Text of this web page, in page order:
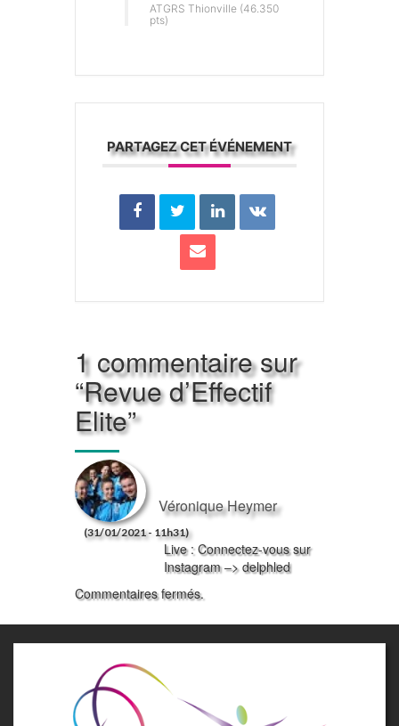
ATGRS Thionville (46.350
pts)
PARTAGEZ CET ÉVÉNEMENT
1 commentaire sur
“Revue d’Effectif
Elite”
Véronique Heymer
(31/01/2021 - 11h31)
Live : Connectez-vous sur
Instagram –> delphled
Commentaires fermés.